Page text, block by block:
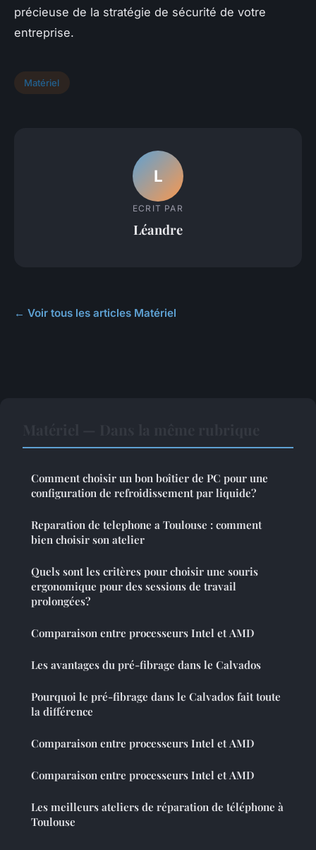
précieuse de la stratégie de sécurité de votre
entreprise.
Matériel
L
ECRIT PAR
Léandre
← Voir tous les articles Matériel
Comment choisir un bon boîtier de PC pour une
configuration de refroidissement par liquide?
Reparation de telephone a Toulouse : comment
bien choisir son atelier
Quels sont les critères pour choisir une souris
ergonomique pour des sessions de travail
prolongées?
Comparaison entre processeurs Intel et AMD
Les avantages du pré-fibrage dans le Calvados
Pourquoi le pré-fibrage dans le Calvados fait toute
la différence
Comparaison entre processeurs Intel et AMD
Comparaison entre processeurs Intel et AMD
Les meilleurs ateliers de réparation de téléphone à
Toulouse